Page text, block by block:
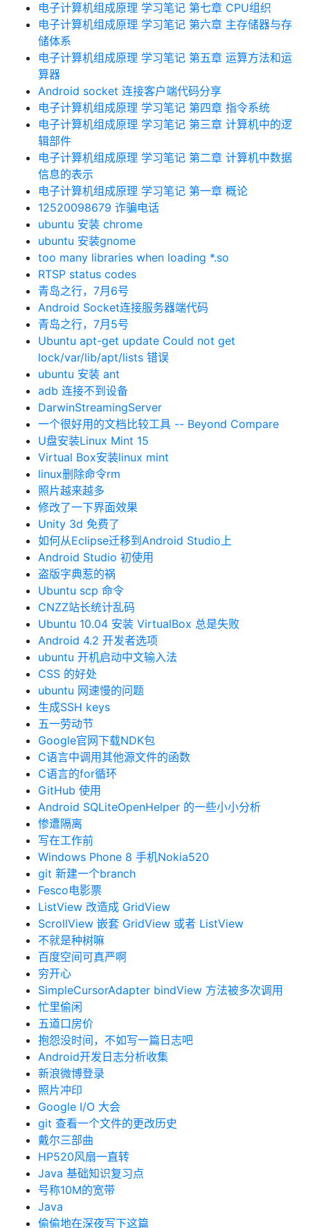
电子计算机组成原理 学习笔记 第七章 CPU组织
电子计算机组成原理 学习笔记 第六章 主存储器与存
储体系
电子计算机组成原理 学习笔记 第五章 运算方法和运
算器
Android socket 连接客户端代码分享
电子计算机组成原理 学习笔记 第四章 指令系统
电子计算机组成原理 学习笔记 第三章 计算机中的逻
辑部件
电子计算机组成原理 学习笔记 第二章 计算机中数据
信息的表示
电子计算机组成原理 学习笔记 第一章 概论
12520098679 诈骗电话
ubuntu 安装 chrome
ubuntu 安装gnome
too many libraries when loading *.so
RTSP status codes
青岛之行，7月6号
Android Socket连接服务器端代码
青岛之行，7月5号
Ubuntu apt-get update Could not get
lock/var/lib/apt/lists 错误
ubuntu 安装 ant
adb 连接不到设备
DarwinStreamingServer
一个很好用的文档比较工具 -- Beyond Compare
U盘安装Linux Mint 15
Virtual Box安装linux mint
linux删除命令rm
照片越来越多
修改了一下界面效果
Unity 3d 免费了
如何从Eclipse迁移到Android Studio上
Android Studio 初使用
盗版字典惹的祸
Ubuntu scp 命令
CNZZ站长统计乱码
Ubuntu 10.04 安装 VirtualBox 总是失败
Android 4.2 开发者选项
ubuntu 开机启动中文输入法
CSS 的好处
ubuntu 网速慢的问题
生成SSH keys
五一劳动节
Google官网下载NDK包
C语言中调用其他源文件的函数
C语言的for循环
GitHub 使用
Android SQLiteOpenHelper 的一些小小分析
惨遭隔离
写在工作前
Windows Phone 8 手机Nokia520
git 新建一个branch
Fesco电影票
ListView 改造成 GridView
ScrollView 嵌套 GridView 或者 ListView
不就是种树嘛
百度空间可真严啊
穷开心
SimpleCursorAdapter bindView 方法被多次调用
忙里偷闲
五道口房价
抱怨没时间，不如写一篇日志吧
Android开发日志分析收集
新浪微博登录
照片冲印
Google I/O 大会
git 查看一个文件的更改历史
戴尔三部曲
HP520风扇一直转
Java 基础知识复习点
号称10M的宽带
Java
偷偷地在深夜写下这篇